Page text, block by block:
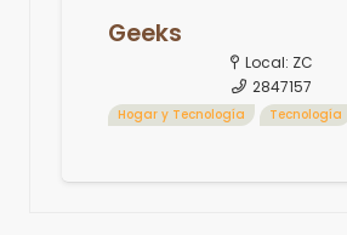
Geeks
Local: ZC
2847157
Hogar y Tecnología Tecnología